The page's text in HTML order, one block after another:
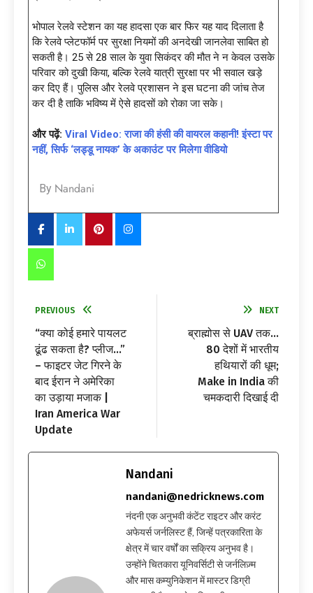
भोपाल रेलवे स्टेशन का यह हादसा एक बार फिर यह याद दिलाता है
कि रेलवे प्लेटफॉर्म पर सुरक्षा नियमों की अनदेखी जानलेवा साबित हो
सकती है। 25 से 28 साल के युवा सिकंदर की मौत ने न केवल उसके
परिवार को दुखी किया, बल्कि रेलवे यात्री सुरक्षा पर भी सवाल खड़े
कर दिए हैं। पुलिस और रेलवे प्रशासन ने इस घटना की जांच तेज
कर दी है ताकि भविष्य में ऐसे हादसों को रोका जा सके।
और पढ़ें: Viral Video: राजा की हंसी की वायरल कहानी! इंस्टा पर
नहीं, सिर्फ ‘लड्डू नायक’ के अकाउंट पर मिलेगा वीडियो
By Nandani
PREVIOUS
“क्या कोई हमारे पायलट
ढूंढ सकता है? प्लीज…”
– फाइटर जेट गिरने के
बाद ईरान ने अमेरिका
का उड़ाया मजाक |
Iran America War
Update
NEXT
ब्राह्मोस से UAV तक…
80 देशों में भारतीय
हथियारों की धूम;
Make in India की
चमकदारी दिखाई दी
Nandani
nandani@nedricknews.com
नंदनी एक अनुभवी कंटेंट राइटर और करंट
अफेयर्स जर्नलिस्ट हैं, जिन्हें पत्रकारिता के
क्षेत्र में चार वर्षों का सक्रिय अनुभव है।
उन्होंने चितकारा यूनिवर्सिटी से जर्नलिज़्म
और मास कम्युनिकेशन में मास्टर डिग्री